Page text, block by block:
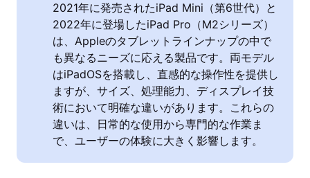
2021年に発売されたiPad Mini（第6世代）と
2022年に登場したiPad Pro（M2シリーズ）
は、Appleのタブレットラインナップの中で
も異なるニーズに応える製品です。両モデル
はiPadOSを搭載し、直感的な操作性を提供し
ますが、サイズ、処理能力、ディスプレイ技
術において明確な違いがあります。これらの
違いは、日常的な使用から専門的な作業ま
で、ユーザーの体験に大きく影響します。